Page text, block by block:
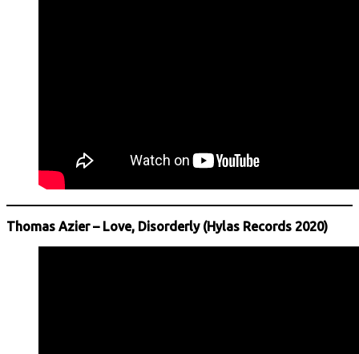
Thomas Azier – Love, Disorderly (Hylas Records 2020)